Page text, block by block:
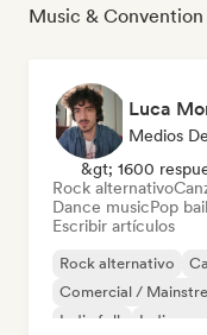
Music &
Luca
Medios
&gt; 1600
Rock alternativo
Dance musicPop
Escribir artículos
Rock alternativo
Comercial /
Indie folk
Indie pop